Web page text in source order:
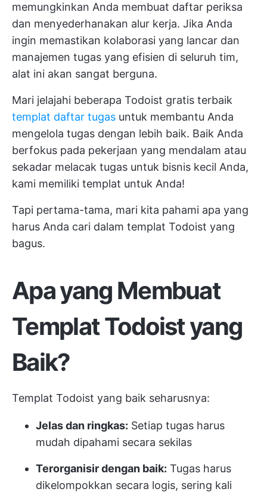
memungkinkan Anda membuat daftar periksa
dan menyederhanakan alur kerja. Jika Anda
ingin memastikan kolaborasi yang lancar dan
manajemen tugas yang efisien di seluruh tim,
alat ini akan sangat berguna.
Mari jelajahi beberapa Todoist gratis terbaik
templat daftar tugas untuk membantu Anda
mengelola tugas dengan lebih baik. Baik Anda
berfokus pada pekerjaan yang mendalam atau
sekadar melacak tugas untuk bisnis kecil Anda,
kami memiliki templat untuk Anda!
Tapi pertama-tama, mari kita pahami apa yang
harus Anda cari dalam templat Todoist yang
bagus.
Apa yang Membuat
Templat Todoist yang
Baik?
Templat Todoist yang baik seharusnya:
Jelas dan ringkas: Setiap tugas harus
mudah dipahami secara sekilas
Terorganisir dengan baik: Tugas harus
dikelompokkan secara logis, sering kali